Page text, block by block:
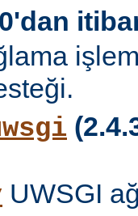
UWSGI